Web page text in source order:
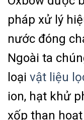
pháp xử lý
nước đóng
Ngoài ta
loại vật liệu
ion, hạt khử
xốp than